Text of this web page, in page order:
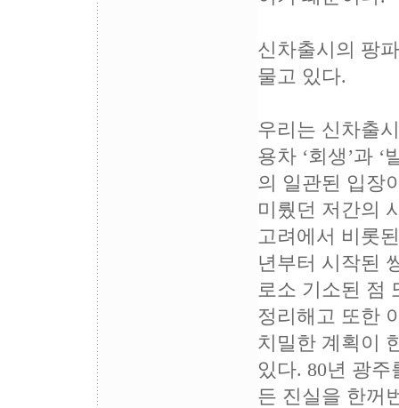
신차출시의 팡
물고 있다.
우리는 신차출
용차 ‘회생’과
의 일관된 입장
미뤘던 저간의
고려에서 비롯
년부터 시작된
로소 기소된 점
정리해고 또한
치밀한 계획이
있다. 80년 광
든 진실을 한꺼